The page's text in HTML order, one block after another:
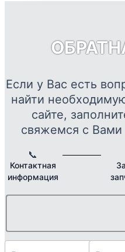
Если у Вас есть
найти
сайте,
свяжемся с Вами
📞
Контактная
информация